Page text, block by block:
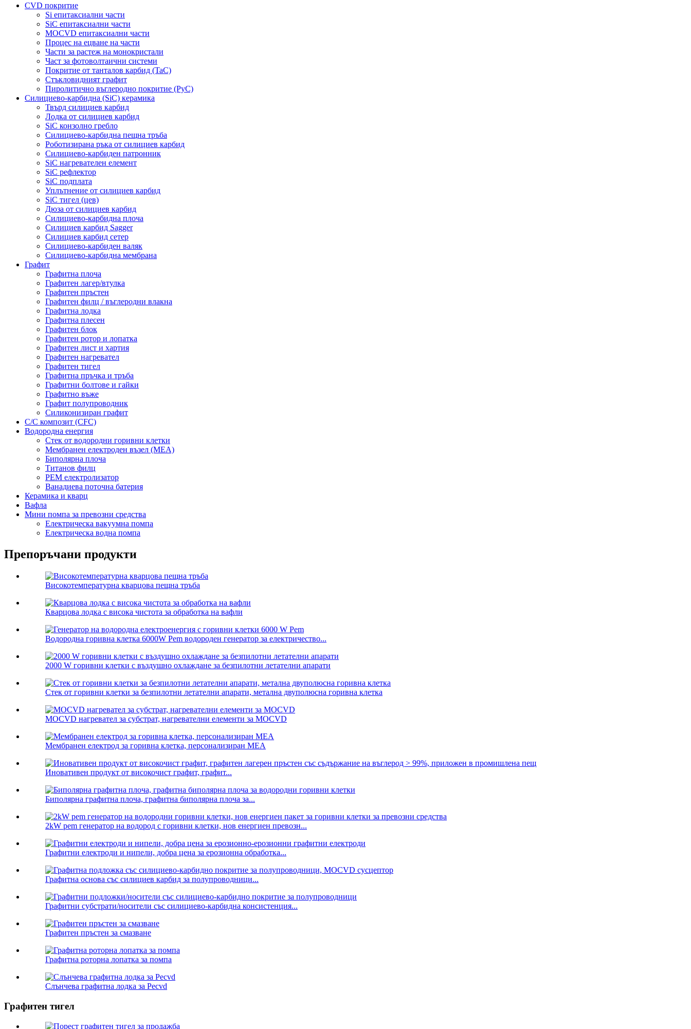
CVD покритие
Si епитаксиални части
SiC епитаксиални части
MOCVD епитаксиални части
Процес на ецване на части
Части за растеж на монокристали
Част за фотоволтаични системи
Покритие от танталов карбид (TaC)
Стъкловидният графит
Пиролитично въглеродно покритие (PyC)
Силициево-карбидна (SiC) керамика
Твърд силициев карбид
Лодка от силициев карбид
SiC конзолно гребло
Силициево-карбидна пещна тръба
Роботизирана ръка от силициев карбид
Силициево-карбиден патронник
SiC нагревателен елемент
SiC рефлектор
SiC подплата
Уплътнение от силициев карбид
SiC тигел (цев)
Дюза от силициев карбид
Силициево-карбидна плоча
Силициев карбид Sagger
Силициев карбид сетер
Силициево-карбиден валяк
Силициево-карбидна мембрана
Графит
Графитна плоча
Графитен лагер/втулка
Графитен пръстен
Графитен филц / въглеродни влакна
Графитна лодка
Графитна плесен
Графитен блок
Графитен ротор и лопатка
Графитен лист и хартия
Графитен нагревател
Графитен тигел
Графитна пръчка и тръба
Графитни болтове и гайки
Графитно въже
Графит полупроводник
Силиконизиран графит
C/C композит (CFC)
Водородна енергия
Стек от водородни горивни клетки
Мембранен електроден възел (MEA)
Биполярна плоча
Титанов филц
PEM електролизатор
Ванадиева поточна батерия
Керамика и кварц
Вафла
Мини помпа за превозни средства
Електрическа вакуумна помпа
Електрическа водна помпа
Препоръчани продукти
Високотемпературна кварцова пещна тръба
Кварцова лодка с висока чистота за обработка на вафли
Водородна горивна клетка 6000W Pem водороден генератор за електричество...
2000 W горивни клетки с въздушно охлаждане за безпилотни летателни апарати
Стек от горивни клетки за безпилотни летателни апарати, метална двуполюсна горивна клетка
MOCVD нагревател за субстрат, нагревателни елементи за MOCVD
Мембранен електрод за горивна клетка, персонализиран MEA
Иновативен продукт от високочист графит, графит...
Биполярна графитна плоча, графитна биполярна плоча за...
2kW pem генератор на водород с горивни клетки, нов енергиен превозн...
Графитни електроди и нипели, добра цена за ерозионна обработка...
Графитна основа със силициев карбид за полупроводници...
Графитни субстрати/носители със силициево-карбидна консистенция...
Графитен пръстен за смазване
Графитна роторна лопатка за помпа
Слънчева графитна лодка за Pecvd
Графитен тигел